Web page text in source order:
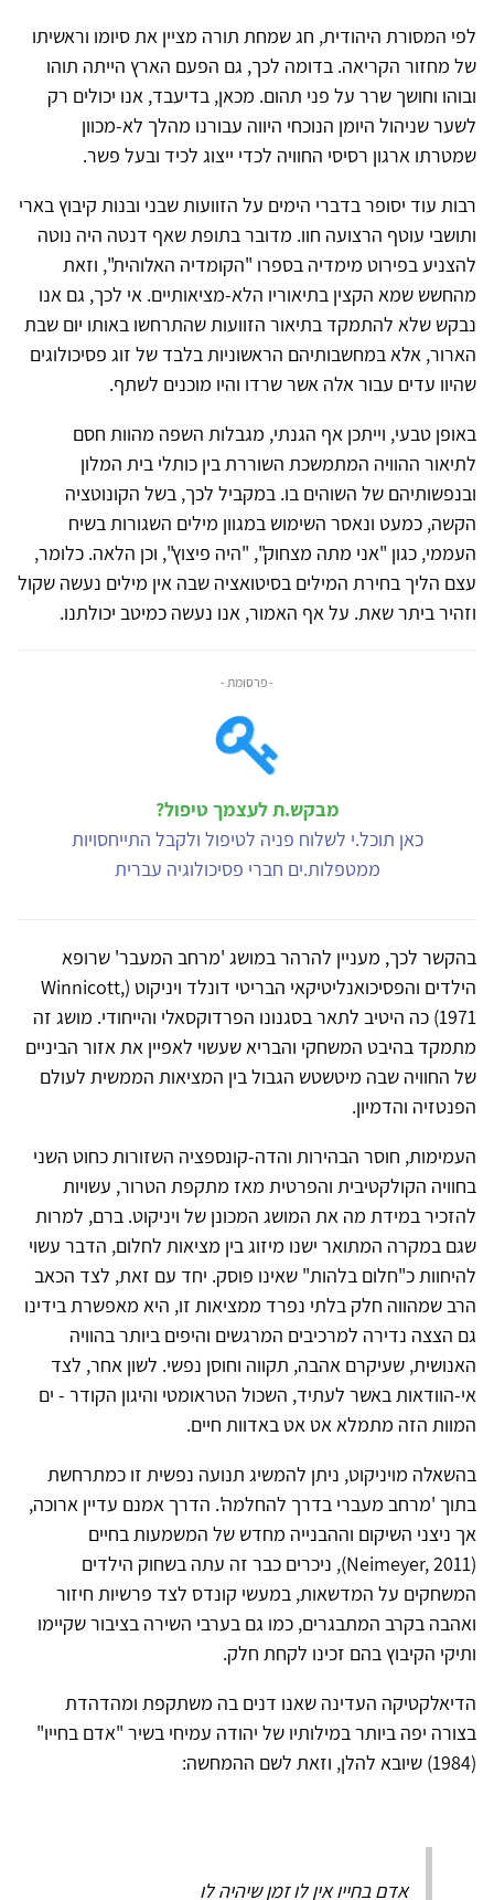
לפי המסורת היהודית, חג שמחת תורה מציין את סיומו וראשיתו
של מחזור הקריאה. בדומה לכך, גם הפעם הארץ הייתה תוהו
ובוהו וחושך שרר על פני תהום. מכאן, בדיעבד, אנו יכולים רק
לשער שניהול היומן הנוכחי היווה עבורנו מהלך לא-מכוון
שמטרתו ארגון רסיסי החוויה לכדי ייצוג לכיד ובעל פשר.
רבות עוד יסופר בדברי הימים על הזוועות שבני ובנות קיבוץ בארי
ותושבי עוטף הרצועה חוו. מדובר בתופת שאף דנטה היה נוטה
להצניע בפירוט מימדיה בספרו "הקומדיה האלוהית", וזאת
מהחשש שמא הקצין בתיאוריו הלא-מציאותיים. אי לכך, גם אנו
נבקש שלא להתמקד בתיאור הזוועות שהתרחשו באותו יום שבת
הארור, אלא במחשבותיהם הראשוניות בלבד של זוג פסיכולוגים
שהיוו עדים עבור אלה אשר שרדו והיו מוכנים לשתף.
באופן טבעי, וייתכן אף הגנתי, מגבלות השפה מהוות חסם
לתיאור ההוויה המתמשכת השוררת בין כותלי בית המלון
ובנפשותיהם של השוהים בו. במקביל לכך, בשל הקונוטציה
הקשה, כמעט ונאסר השימוש במגוון מילים השגורות בשיח
העממי, כגון "אני מתה מצחוק", "היה פיצוץ", וכן הלאה. כלומר,
עצם הליך בחירת המילים בסיטואציה שבה אין מילים נעשה שקול
וזהיר ביתר שאת. על אף האמור, אנו נעשה כמיטב יכולתנו.
- פרסומת -
מבקש.ת לעצמך טיפול?
כאן תוכל.י לשלוח פניה לטיפול ולקבל התייחסויות
ממטפלות.ים חברי פסיכולוגיה עברית
בהקשר לכך, מעניין להרהר במושג 'מרחב המעבר' שרופא
הילדים והפסיכואנליטיקאי הבריטי דונלד ויניקוט (Winnicott,
1971) כה היטיב לתאר בסגנונו הפרדוקסאלי והייחודי. מושג זה
מתמקד בהיבט המשחקי והבריא שעשוי לאפיין את אזור הביניים
של החוויה שבה מיטשטש הגבול בין המציאות הממשית לעולם
הפנטזיה והדמיון.
העמימות, חוסר הבהירות והדה-קונספציה השזורות כחוט השני
בחוויה הקולקטיבית והפרטית מאז מתקפת הטרור, עשויות
להזכיר במידת מה את המושג המכונן של ויניקוט. ברם, למרות
שגם במקרה המתואר ישנו מיזוג בין מציאות לחלום, הדבר עשוי
להיחוות כ"חלום בלהות" שאינו פוסק. יחד עם זאת, לצד הכאב
הרב שמהווה חלק בלתי נפרד ממציאות זו, היא מאפשרת בידינו
גם הצצה נדירה למרכיבים המרגשים והיפים ביותר בהוויה
האנושית, שעיקרם אהבה, תקווה וחוסן נפשי. לשון אחר, לצד
אי-הוודאות באשר לעתיד, השכול הטראומטי והיגון הקודר - ים
המוות הזה מתמלא אט אט באדוות חיים.
בהשאלה מויניקוט, ניתן להמשיג תנועה נפשית זו כמתרחשת
בתוך 'מרחב מעברי בדרך להחלמה'. הדרך אמנם עדיין ארוכה,
אך ניצני השיקום וההבנייה מחדש של המשמעות בחיים
(Neimeyer, 2011), ניכרים כבר זה עתה בשחוק הילדים
המשחקים על המדשאות, במעשי קונדס לצד פרשיות חיזור
ואהבה בקרב המתבגרים, כמו גם בערבי השירה בציבור שקיימו
ותיקי הקיבוץ בהם זכינו לקחת חלק.
הדיאלקטיקה העדינה שאנו דנים בה משתקפת ומהדהדת
בצורה יפה ביותר במילותיו של יהודה עמיחי בשיר "אדם בחייו"
(1984) שיובא להלן, וזאת לשם ההמחשה:
אדם בחייו אין לו זמן שיהיה לו